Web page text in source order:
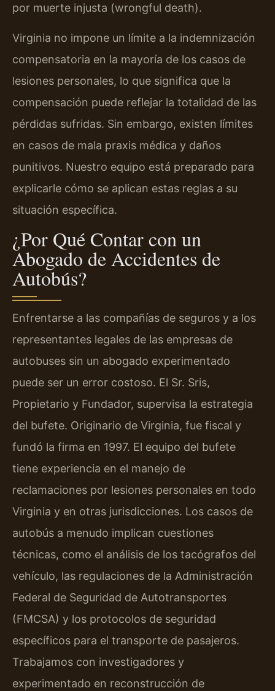
por muerte injusta (wrongful death).
Virginia no impone un límite a la indemnización
compensatoria en la mayoría de los casos de
lesiones personales, lo que significa que la
compensación puede reflejar la totalidad de las
pérdidas sufridas. Sin embargo, existen límites
en casos de mala praxis médica y daños
punitivos. Nuestro equipo está preparado para
explicarle cómo se aplican estas reglas a su
situación específica.
¿Por Qué Contar con un
Abogado de Accidentes de
Autobús?
Enfrentarse a las compañías de seguros y a los
representantes legales de las empresas de
autobuses sin un abogado experimentado
puede ser un error costoso. El Sr. Sris,
Propietario y Fundador, supervisa la estrategia
del bufete. Originario de Virginia, fue fiscal y
fundó la firma en 1997. El equipo del bufete
tiene experiencia en el manejo de
reclamaciones por lesiones personales en todo
Virginia y en otras jurisdicciones. Los casos de
autobús a menudo implican cuestiones
técnicas, como el análisis de los tacógrafos del
vehículo, las regulaciones de la Administración
Federal de Seguridad de Autotransportes
(FMCSA) y los protocolos de seguridad
específicos para el transporte de pasajeros.
Trabajamos con investigadores y
experimentado en reconstrucción de